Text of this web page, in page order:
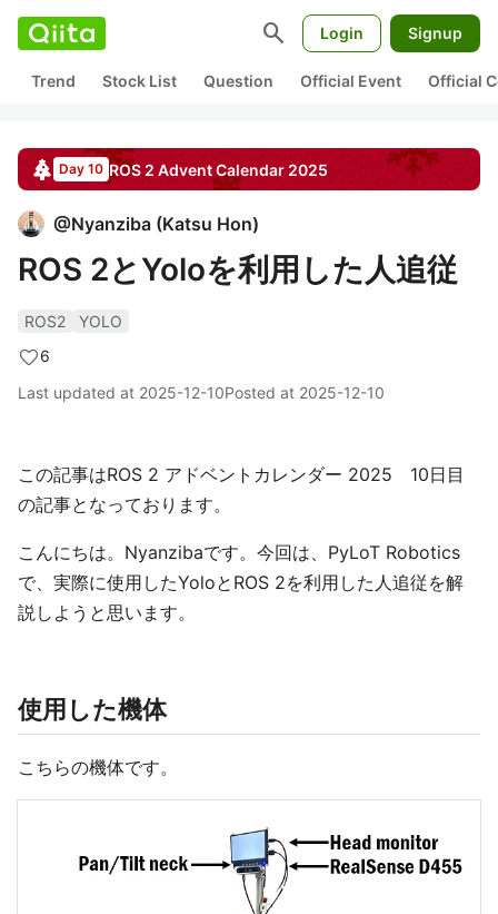
search Login Signup
Trend Stock List Question Official Event Official
Day 10 ROS 2 Advent Calendar 2025
@Nyanziba (Katsu Hon)
ROS 2とYoloを利用した人追従
ROS2
YOLO
6
Last updated at 2025-12-10Posted at 2025-12-10
この記事はROS 2 アドベントカレンダー 2025 10日目
の記事となっております。
こんにちは。Nyanzibaです。今回は、PyLoT Robotics
で、実際に使用したYoloとROS 2を利用した人追従を解
説しようと思います。
使用した機体
こちらの機体です。